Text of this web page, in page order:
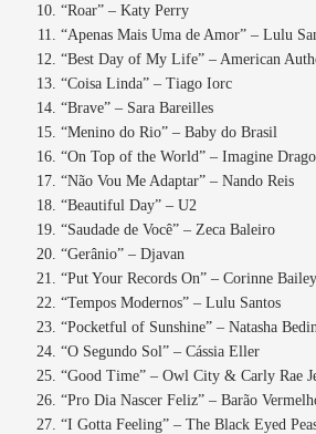
“Roar” – Katy Perry
“Apenas Mais Uma de Amor” – Lulu
“Best Day of My Life” – American
“Coisa Linda” – Tiago Iorc
“Brave” – Sara Bareilles
“Menino do Rio” – Baby do Brasil
“On Top of the World” – Imagine
“Não Vou Me Adaptar” – Nando Reis
“Beautiful Day” – U2
“Saudade de Você” – Zeca Baleiro
“Gerânio” – Djavan
“Put Your Records On” – Corinne
“Tempos Modernos” – Lulu Santos
“Pocketful of Sunshine” – Natasha
“O Segundo Sol” – Cássia Eller
“Good Time” – Owl City & Carly Rae
“Pro Dia Nascer Feliz” – Barão
“I Gotta Feeling” – The Black Eyed